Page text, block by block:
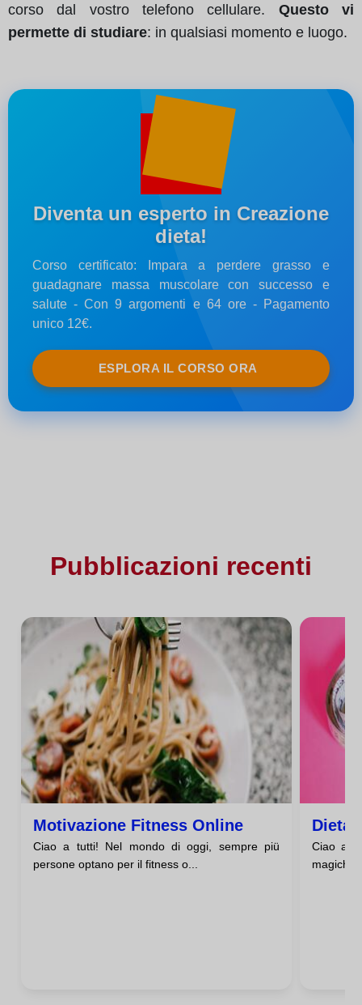
corso dal vostro telefono cellulare. Questo vi
permette di studiare: in qualsiasi momento e luogo.
Diventa un esperto in Creazione
dieta!
Corso certificato: Impara a perdere grasso e
guadagnare massa muscolare con successo e
salute - Con 9 argomenti e 64 ore - Pagamento
unico 12€.
ESPLORA IL CORSO ORA
Pubblicazioni recenti
Motivazione Fitness Online
Ciao a tutti! Nel mondo di oggi, sempre piü
persone optano per il fitness o...
Dieta
Ciao a
magiche